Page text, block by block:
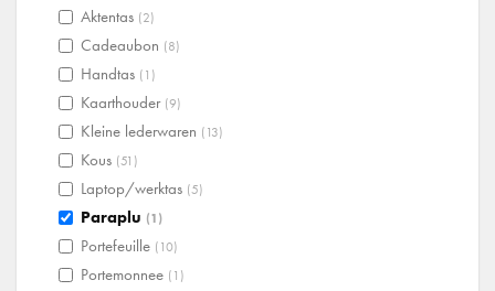
Aktentas (2)
Cadeaubon (8)
Handtas (1)
Kaarthouder (9)
Kleine lederwaren (13)
Kous (51)
Laptop/werktas (5)
Paraplu (1)
Portefeuille (10)
Portemonnee (1)